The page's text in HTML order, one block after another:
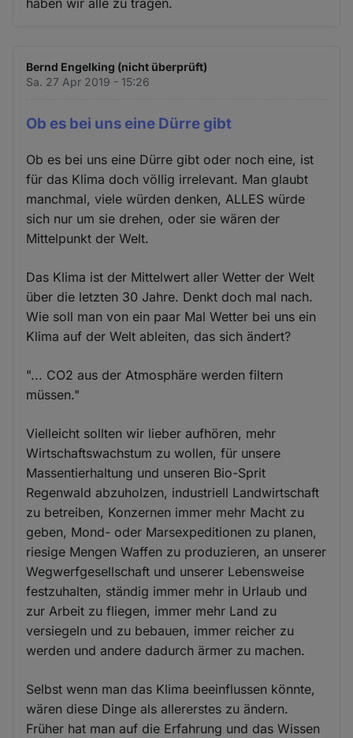
Bernd Engelking (nicht überprüft)
Sa. 27 Apr 2019 - 15:26
Ob es bei uns eine Dürre gibt
Ob es bei uns eine Dürre gibt oder noch eine, ist
für das Klima doch völlig irrelevant. Man glaubt
manchmal, viele würden denken, ALLES würde
sich nur um sie drehen, oder sie wären der
Mittelpunkt der Welt.
Das Klima ist der Mittelwert aller Wetter der Welt
über die letzten 30 Jahre. Denkt doch mal nach.
Wie soll man von ein paar Mal Wetter bei uns ein
Klima auf der Welt ableiten, das sich ändert?
"... CO2 aus der Atmosphäre werden filtern
müssen."
Vielleicht sollten wir lieber aufhören, mehr
Wirtschaftswachstum zu wollen, für unsere
Massentierhaltung und unseren Bio-Sprit
Regenwald abzuholzen, industriell Landwirtschaft
zu betreiben, Konzernen immer mehr Macht zu
geben, Mond- oder Marsexpeditionen zu planen,
riesige Mengen Waffen zu produzieren, an unserer
Wegwerfgesellschaft und unserer Lebensweise
festzuhalten, ständig immer mehr in Urlaub und
zur Arbeit zu fliegen, immer mehr Land zu
versiegeln und zu bebauen, immer reicher zu
werden und andere dadurch ärmer zu machen.
Selbst wenn man das Klima beeinflussen könnte,
wären diese Dinge als allererstes zu ändern.
Früher hat man auf die Erfahrung und das Wissen